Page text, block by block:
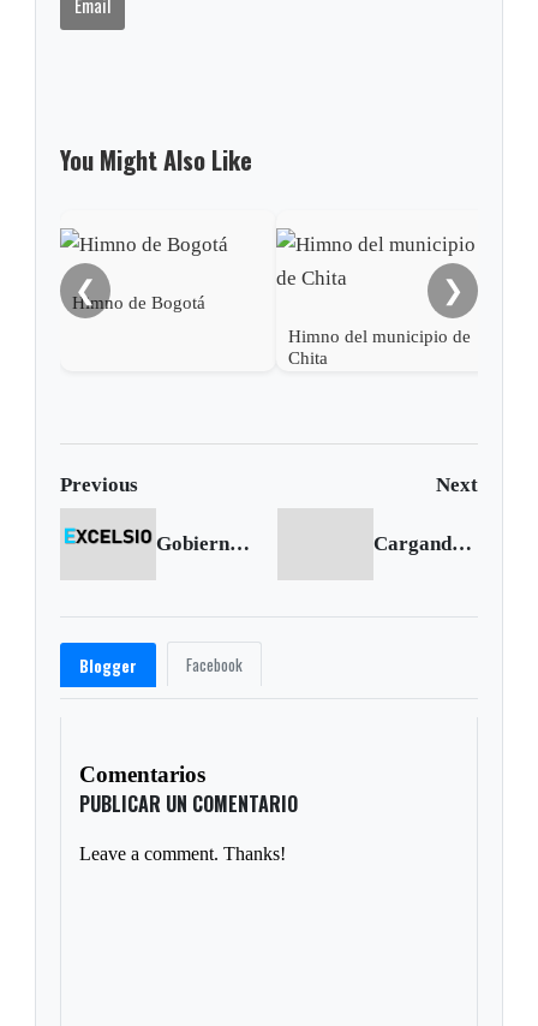
You Might Also Like
❮
Himno de Bogotá
Himno del municipio de
Chita
❯
Previous Next
Gobierno concedió extradición de Hebert Veloza García, alias ‘HH’ Cargando siguiente...
Blogger Facebook
Comentarios
PUBLICAR UN COMENTARIO
Leave a comment. Thanks!